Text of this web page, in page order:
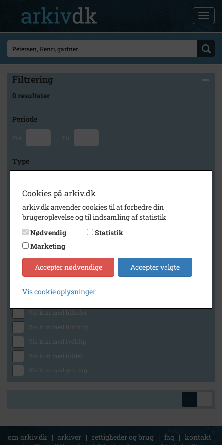
Filtrering
0 resultater
Periode
Fra Til
Type
Arkiv
Kalundborg Lokalarkiv
Generelt
Vis kun med billeder
Vis kun med filmklip
Vis kun med lydklip
Vis kun med kilder
Vis kun med geo-tag
om arkiv.dk | arkiver | rettigheder og brug | faq | kontakt
Cookies på arkiv.dk
arkiv.dk anvender cookies til at forbedre din
brugeroplevelse og til indsamling af statistik.
Nødvendig
Statistik
Marketing
Accepter nødvendige Accepter valgte
Vis cookie oplysninger